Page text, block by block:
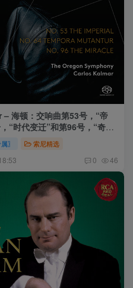
海顿：交响曲第53号，“帝
“时代变迁”和第96号，“奇迹”
团，卡尔玛)
〗 索尼精选
0 46